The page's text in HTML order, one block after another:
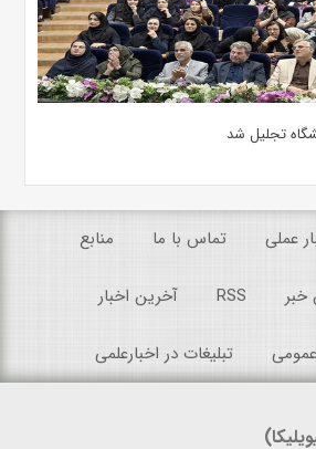
تجلیل شد
عملی تماس با ما منابع
RSS آخرین اخبار
تبلیغات در اخبارعلمی